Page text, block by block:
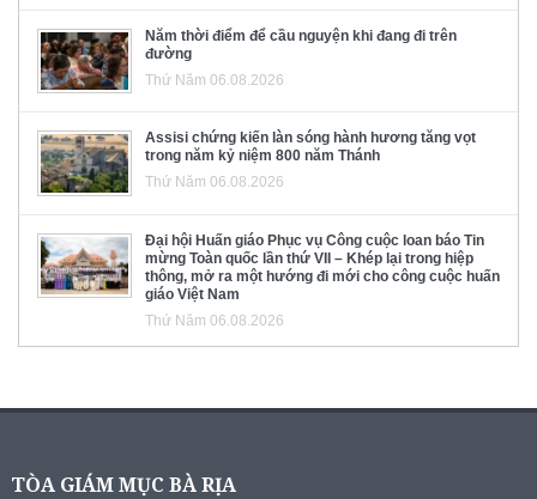
Năm thời điểm để cầu nguyện khi đang đi trên
đường
Thứ Năm 06.08.2026
Assisi chứng kiến làn sóng hành hương tăng vọt
trong năm kỷ niệm 800 năm Thánh
Thứ Năm 06.08.2026
Đại hội Huấn giáo Phục vụ Công cuộc loan báo Tin
mừng Toàn quốc lần thứ VII – Khép lại trong hiệp
thông, mở ra một hướng đi mới cho công cuộc huấn
giáo Việt Nam
Thứ Năm 06.08.2026
TÒA GIÁM MỤC BÀ RỊA